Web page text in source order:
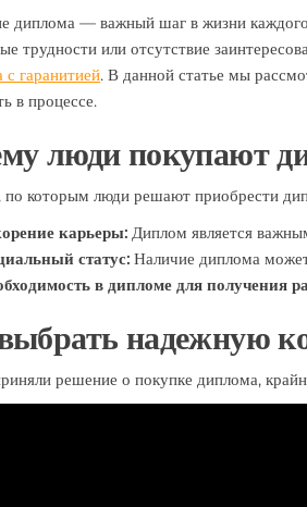
диплома — важный шаг в жизни каждого
трудности или отсутствие
с гаранитией. В данной статье мы
в процессе.
люди покупают
которым люди решают приобрести
карьеры: Диплом является
статус: Наличие диплома
в дипломе для получения
надежную
решение о покупке диплома,